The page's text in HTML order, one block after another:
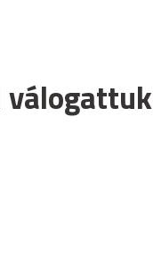
válogattuk